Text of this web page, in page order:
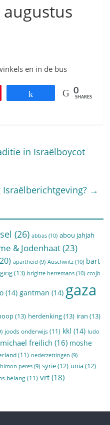
augustus
en in de bus
0
SHARES
in Israëlboycot
→
(26) abbas (10) abou jahjah
& Jodenhaat(23)
apartheid (9) Auschwitz (10) bart
(13) brigitte herremans (10) ccojb
(14) gantman (14) gaza
(13) herdenking(13) iran (13)
joods onderwijs(11) kkl (14) ludo
michael freilich (16) moshe
(11) nederzettingen (9)
peres (9) syrië(12) unia(12)
belang(11) vrt(18)